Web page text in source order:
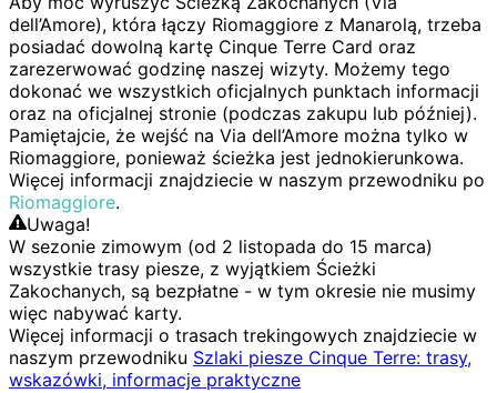
dell’Amore), która łączy Riomaggiore z Manarolą, trzeba
posiadać dowolną kartę Cinque Terre Card oraz
zarezerwować godzinę naszej wizyty. Możemy tego
dokonać we wszystkich oficjalnych punktach informacji
oraz na oficjalnej stronie (podczas zakupu lub później).
Pamiętajcie, że wejść na Via dell’Amore można tylko w
Riomaggiore, ponieważ ścieżka jest jednokierunkowa.
Więcej informacji znajdziecie w naszym przewodniku po
Riomaggiore.
Uwaga!
W sezonie zimowym (od 2 listopada do 15 marca)
wszystkie trasy piesze, z wyjątkiem Ścieżki
Zakochanych, są bezpłatne - w tym okresie nie musimy
więc nabywać karty.
Więcej informacji o trasach trekingowych znajdziecie w
naszym przewodniku Szlaki piesze Cinque Terre: trasy,
wskazówki, informacje praktyczne